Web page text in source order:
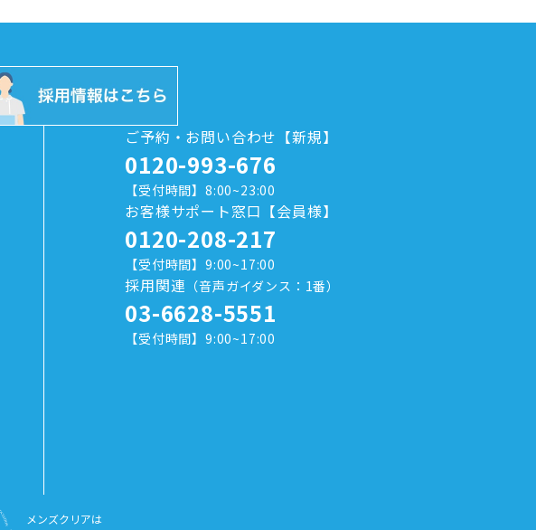
ご予約・お問い合わせ【新規】
0120-993-676
【受付時間】8:00~23:00
お客様サポート窓口【会員様】
0120-208-217
【受付時間】9:00~17:00
採用関連 （音声ガイダンス：1番）
03-6628-5551
【受付時間】9:00~17:00
メンズクリアは